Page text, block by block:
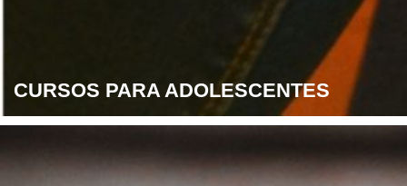
CURSOS PARA ADOLESCENTES